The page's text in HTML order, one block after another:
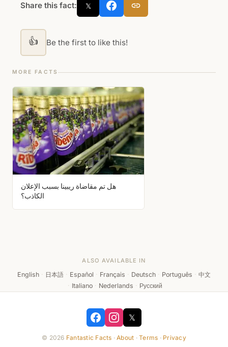
Share this fact: 𝕏
👍 Be the first to like this!
MORE FACTS
هل تم مقاضاة ريبينا بسبب الإعلان
الكاذب؟
ALSO AVAILABLE IN
English · 日本語 · Español · Français · Deutsch · Português · 中文
· Italiano · Nederlands · Русский
𝕏
© 2026 Fantastic Facts ·About ·Terms · Privacy